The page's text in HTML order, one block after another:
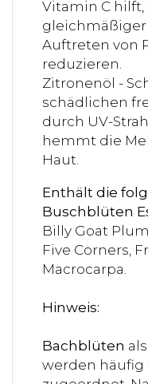
Vitamin C
gleichmäßiger
Auftreten von
reduzieren.
Zitronenöl -
schädlichen
durch UV-
hemmt die
Haut.
Enthält die
Buschblüten
Billy Goat
Five Corners,
Macrocarpa.
Hinweis:
Bachblüten
werden